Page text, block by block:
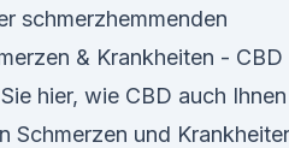
schmerzhemmenden
& Krankheiten - CBD
hier, wie CBD auch Ihnen
Schmerzen und